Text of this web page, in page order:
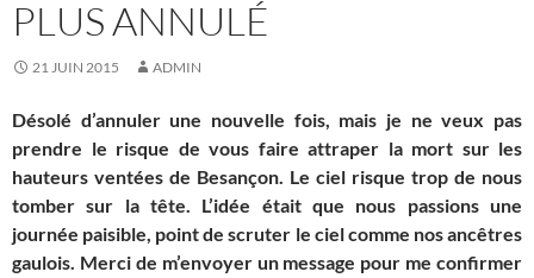
PLUS ANNULÉ
21 JUIN 2015 ADMIN
Désolé d’annuler une nouvelle fois, mais je ne veux pas
prendre le risque de vous faire attraper la mort sur les
hauteurs ventées de Besançon. Le ciel risque trop de nous
tomber sur la tête. L’idée était que nous passions une
journée paisible, point de scruter le ciel comme nos ancêtres
gaulois. Merci de m’envoyer un message pour me confirmer